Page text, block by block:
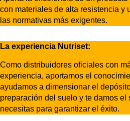
con materiales de alta resistencia y
las normativas más exigentes.
La experiencia Nutriset:
Como distribuidores oficiales con
experiencia, aportamos el
ayudamos a dimensionar el
preparación del suelo y te damos el
necesitas para garantizar el éxito.